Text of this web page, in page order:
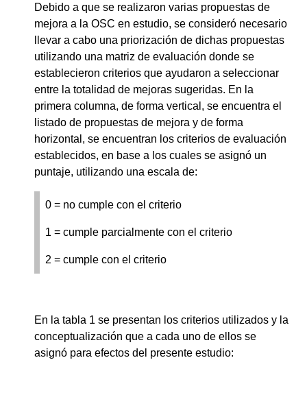
Debido a que se realizaron varias propuestas de
mejora a la OSC en estudio, se consideró necesario
llevar a cabo una priorización de dichas propuestas
utilizando una matriz de evaluación donde se
establecieron criterios que ayudaron a seleccionar
entre la totalidad de mejoras sugeridas. En la
primera columna, de forma vertical, se encuentra el
listado de propuestas de mejora y de forma
horizontal, se encuentran los criterios de evaluación
establecidos, en base a los cuales se asignó un
puntaje, utilizando una escala de:
0 = no cumple con el criterio
1 = cumple parcialmente con el criterio
2 = cumple con el criterio
En la tabla 1 se presentan los criterios utilizados y la
conceptualización que a cada uno de ellos se
asignó para efectos del presente estudio: